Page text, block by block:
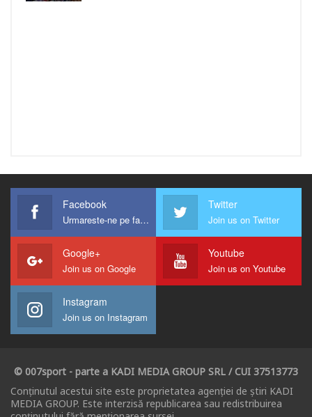
Facebook
Urmareste-ne pe facebook !
Twitter
Join us on Twitter
Google+
Join us on Google
Youtube
Join us on Youtube
Instagram
Join us on Instagram
© 007sport - parte a KADI MEDIA GROUP SRL / CUI 37513773
Conținutul acestui site este proprietatea agenției de știri KADI
MEDIA GROUP. Este interzisă republicarea sau redistribuirea